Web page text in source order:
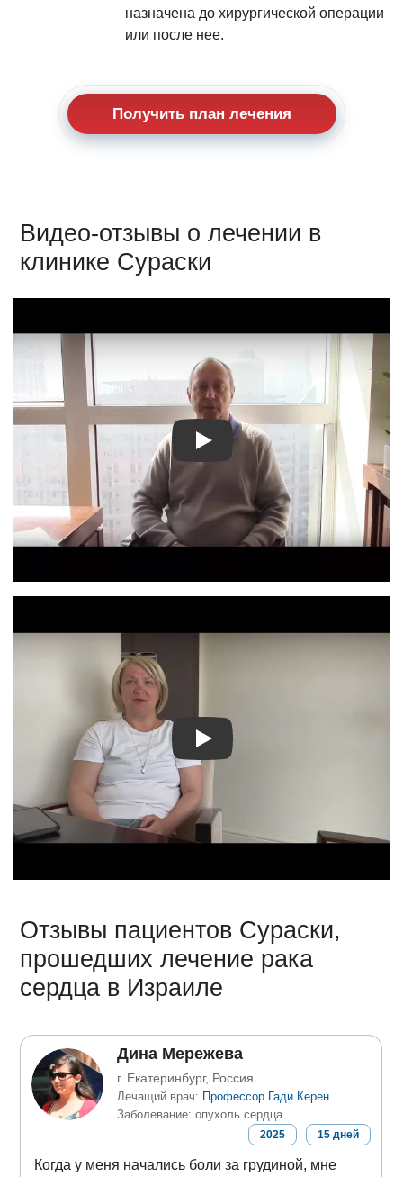
назначена до хирургической операции
или после нее.
Получить план лечения
Видео-отзывы о лечении в
клинике Сураски
Видео о лечении
Видео о лечении
Отзывы пациентов Сураски,
прошедших лечение рака
сердца в Израиле
Дина Мережева
г. Екатеринбург, Россия
Лечащий врач: Профессор Гади Керен
Заболевание: опухоль сердца
2025 15 дней
Когда у меня начались боли за грудиной, мне